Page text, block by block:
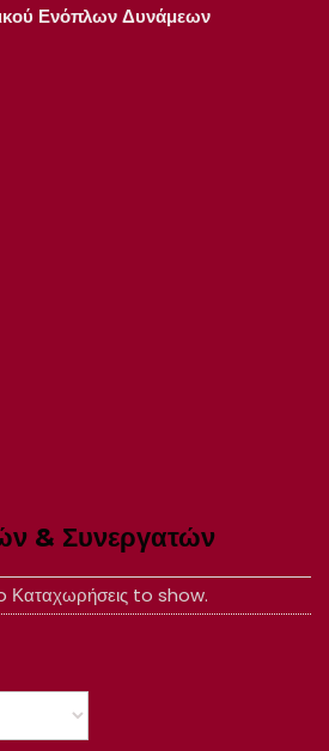
Ενόπλων Δυνάμεων
& Συνεργατών
to show.